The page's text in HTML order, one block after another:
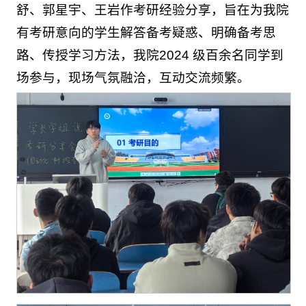
舒、郭星宇、王岩作考研经验分享，旨在为我院
有考研意向的学生解答备考疑惑、明确备考思
路、传授学习方法，我院2024 级百余名同学到
场参与，现场气氛融洽，互动交流频繁。